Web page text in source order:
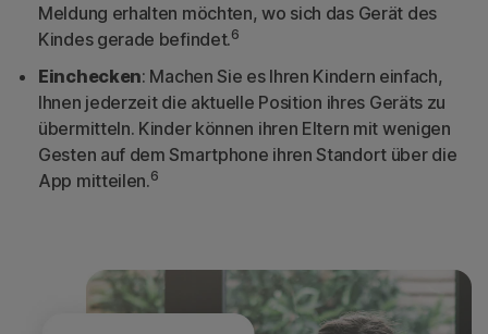
Meldung erhalten möchten, wo sich das Gerät des
Kindes gerade befindet.6
Einchecken: Machen Sie es Ihren Kindern einfach,
Ihnen jederzeit die aktuelle Position ihres Geräts zu
übermitteln. Kinder können ihren Eltern mit wenigen
Gesten auf dem Smartphone ihren Standort über die
App mitteilen.6